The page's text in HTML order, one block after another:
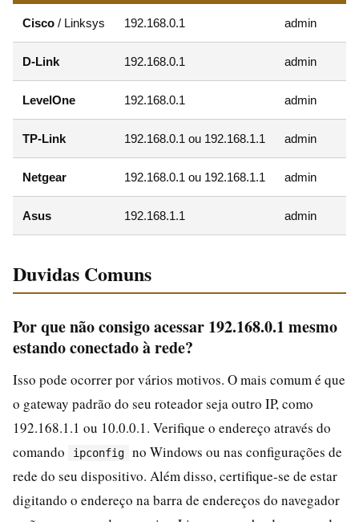
Cisco / Linksys 192.168.0.1 admin
D‑Link 192.168.0.1 admin
LevelOne 192.168.0.1 admin
TP‑Link 192.168.0.1 ou 192.168.1.1 admin
Netgear 192.168.0.1 ou 192.168.1.1 admin
Asus 192.168.1.1 admin
Duvidas Comuns
Por que não consigo acessar 192.168.0.1 mesmo
estando conectado à rede?
Isso pode ocorrer por vários motivos. O mais comum é que
o gateway padrão do seu roteador seja outro IP, como
192.168.1.1 ou 10.0.0.1. Verifique o endereço através do
comando
ipconfig
no Windows ou nas configurações de
rede do seu dispositivo. Além disso, certifique-se de estar
digitando o endereço na barra de endereços do navegador